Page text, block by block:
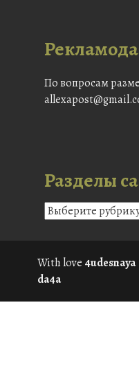
По вопросам
Разделы
With love 4udesnaya
da4a